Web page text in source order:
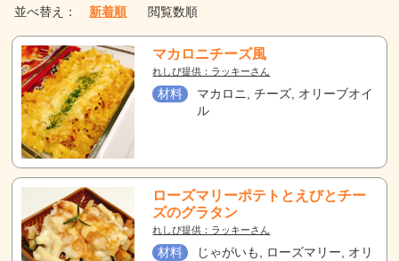
並べ替え： 新着順 閲覧数順
マカロニチーズ風
れしぴ提供：ラッキーさん
材料
マカロニ, チーズ, オリーブオイ
ル
ローズマリーポテトとえびとチー
ズのグラタン
れしぴ提供：ラッキーさん
材料
じゃがいも, ローズマリー, オリ